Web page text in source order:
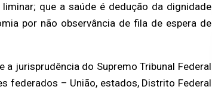
liminar; que a saúde é dedução da dignidade
por não observância de fila de espera de
a jurisprudência do Supremo Tribunal Federal
federados – União, estados, Distrito Federal